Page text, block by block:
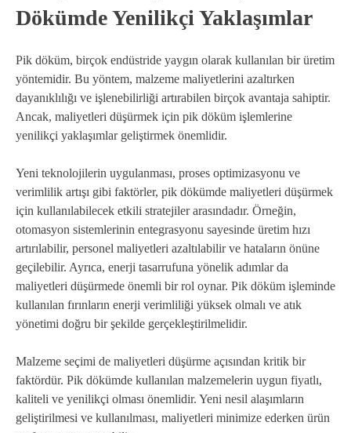
Dökümde Yenilikçi Yaklaşımlar
Pik döküm, birçok endüstride yaygın olarak kullanılan bir üretim
yöntemidir. Bu yöntem, malzeme maliyetlerini azaltırken
dayanıklılığı ve işlenebilirliği artırabilen birçok avantaja sahiptir.
Ancak, maliyetleri düşürmek için pik döküm işlemlerine
yenilikçi yaklaşımlar geliştirmek önemlidir.
Yeni teknolojilerin uygulanması, proses optimizasyonu ve
verimlilik artışı gibi faktörler, pik dökümde maliyetleri düşürmek
için kullanılabilecek etkili stratejiler arasındadır. Örneğin,
otomasyon sistemlerinin entegrasyonu sayesinde üretim hızı
artırılabilir, personel maliyetleri azaltılabilir ve hataların önüne
geçilebilir. Ayrıca, enerji tasarrufuna yönelik adımlar da
maliyetleri düşürmede önemli bir rol oynar. Pik döküm işleminde
kullanılan fırınların enerji verimliliği yüksek olmalı ve atık
yönetimi doğru bir şekilde gerçekleştirilmelidir.
Malzeme seçimi de maliyetleri düşürme açısından kritik bir
faktördür. Pik dökümde kullanılan malzemelerin uygun fiyatlı,
kaliteli ve yenilikçi olması önemlidir. Yeni nesil alaşımların
geliştirilmesi ve kullanılması, maliyetleri minimize ederken ürün